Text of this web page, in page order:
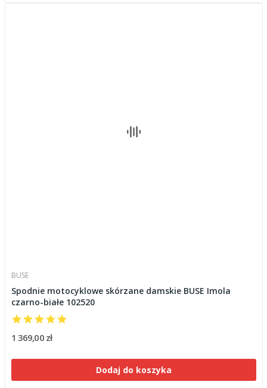
BUSE
Spodnie motocyklowe skórzane damskie BUSE Imola
czarno-białe 102520
1 369,00 zł
Dodaj do koszyka